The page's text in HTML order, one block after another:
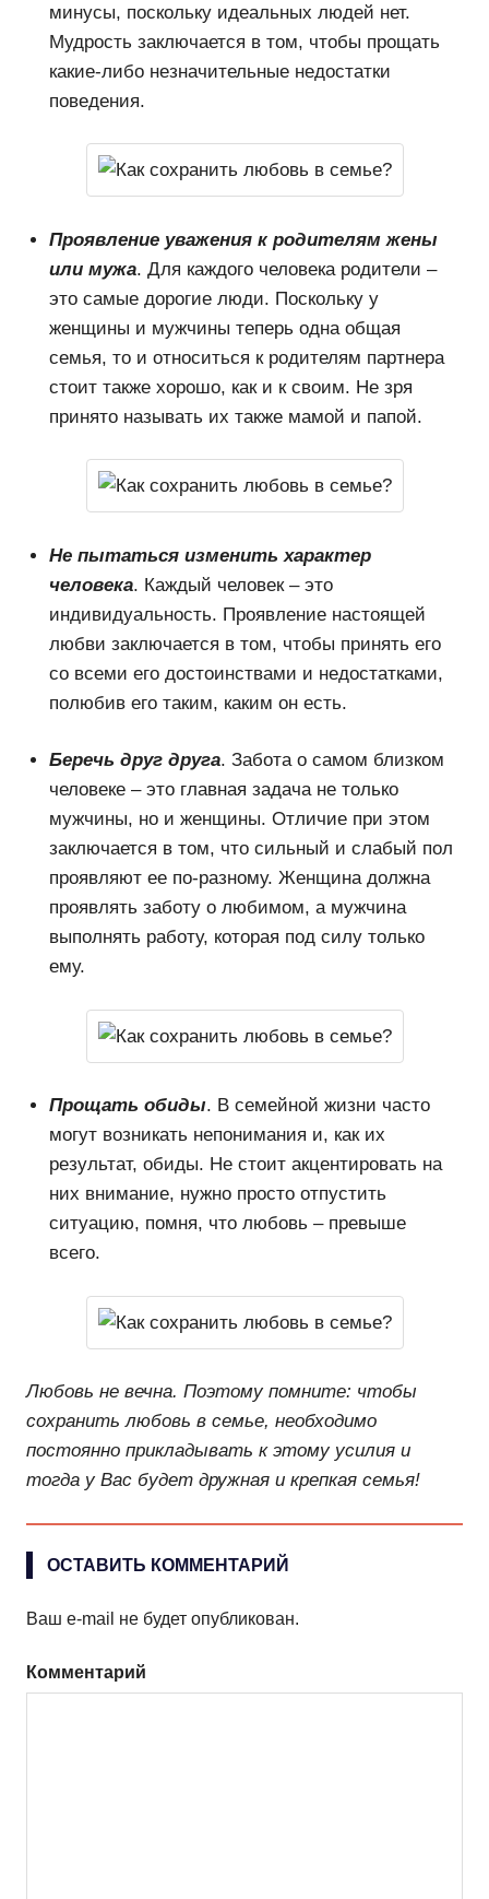
минусы, поскольку идеальных людей нет.
Мудрость заключается в том, чтобы прощать
какие-либо незначительные недостатки
поведения.
Проявление уважения к родителям жены
или мужа. Для каждого человека родители –
это самые дорогие люди. Поскольку у
женщины и мужчины теперь одна общая
семья, то и относиться к родителям партнера
стоит также хорошо, как и к своим. Не зря
принято называть их также мамой и папой.
Не пытаться изменить характер
человека. Каждый человек – это
индивидуальность. Проявление настоящей
любви заключается в том, чтобы принять его
со всеми его достоинствами и недостатками,
полюбив его таким, каким он есть.
Беречь друг друга. Забота о самом близком
человеке – это главная задача не только
мужчины, но и женщины. Отличие при этом
заключается в том, что сильный и слабый пол
проявляют ее по-разному. Женщина должна
проявлять заботу о любимом, а мужчина
выполнять работу, которая под силу только
ему.
Прощать обиды. В семейной жизни часто
могут возникать непонимания и, как их
результат, обиды. Не стоит акцентировать на
них внимание, нужно просто отпустить
ситуацию, помня, что любовь – превыше
всего.
Любовь не вечна. Поэтому помните: чтобы
сохранить любовь в семье, необходимо
постоянно прикладывать к этому усилия и
тогда у Вас будет дружная и крепкая семья!
ОСТАВИТЬ КОММЕНТАРИЙ
Ваш e-mail не будет опубликован.
Комментарий